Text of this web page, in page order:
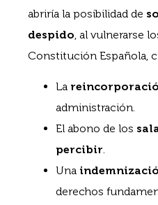
abriría la posibilidad de
despido , al vulnerarse
Constitución Española,
La
administración.
El abono de los
percibir.
Una
derechos